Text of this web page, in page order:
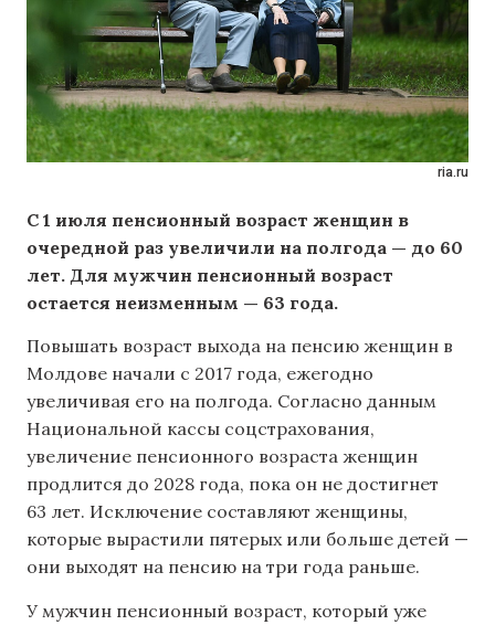
ria.ru
С 1 июля пенсионный возраст женщин в
очередной раз увеличили на полгода — до 60
лет. Для мужчин пенсионный возраст
остается неизменным — 63 года.
Повышать возраст выхода на пенсию женщин в
Молдове начали с 2017 года, ежегодно
увеличивая его на полгода. Согласно данным
Национальной кассы соцстрахования,
увеличение пенсионного возраста женщин
продлится до 2028 года, пока он не достигнет
63 лет. Исключение составляют женщины,
которые вырастили пятерых или больше детей —
они выходят на пенсию на три года раньше.
У мужчин пенсионный возраст, который уже